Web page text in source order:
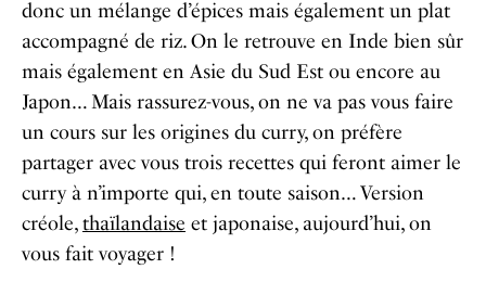
donc un mélange d’épices mais également un plat
accompagné de riz. On le retrouve en Inde bien sûr
mais également en Asie du Sud Est ou encore au
Japon…Mais rassurez-vous, on ne va pas vous faire
un cours sur les origines du curry, on préfère
partager avec vous trois recettes qui feront aimer le
curry à n’importe qui, en toute saison… Version
créole,thaïlandaise et japonaise, aujourd’hui, on
vous fait voyager !